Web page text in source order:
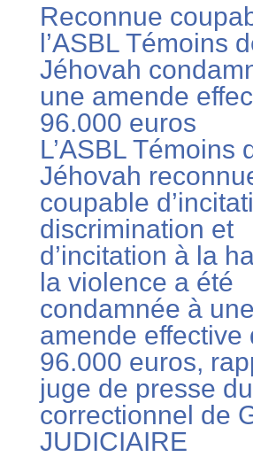
Reconnue
l’ASBL Témoins
Jéhovah
une amende
96.000 euros
L’ASBL Témoins
Jéhovah
coupable
discrimination et
d’incitation à la
la violence a été
condamnée à une
amende effective
96.000 euros,
juge de presse
correctionnel de
JUDICIAIRE